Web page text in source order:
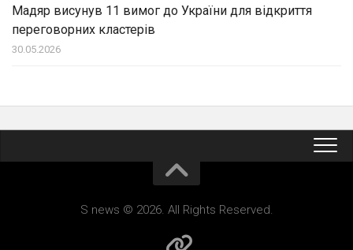
Мадяр висунув 11 вимог до України для відкриття
переговорних кластерів
30.05.2026
S news © 2026. All Rights Reserved.